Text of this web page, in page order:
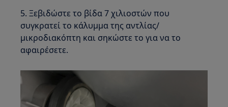
5. Ξεβιδώστε το βίδα 7 χιλιοστών που
συγκρατεί το κάλυμμα της αντλίας/
μικροδιακόπτη και σηκώστε το για να το
αφαιρέσετε.